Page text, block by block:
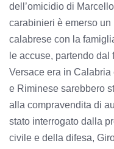
dell’omicidio di
carabinieri è emerso
calabrese con la
le accuse, partendo
Versace era in
e Riminese sarebbero
alla compravendita di
stato interrogato dalla
civile e della difesa,